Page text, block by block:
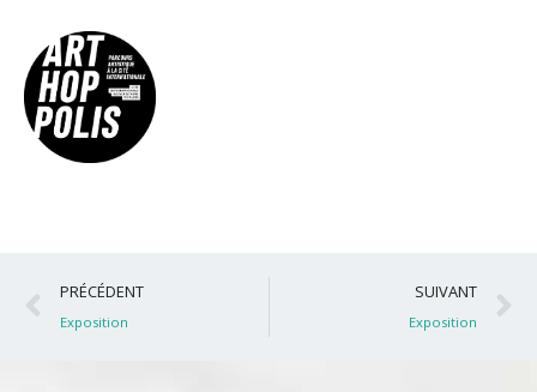
Précédent
PRÉCÉDENT
Exposition
SUIVANT
Exposition